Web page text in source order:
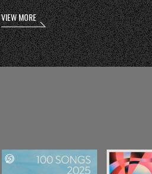
VIEW MORE